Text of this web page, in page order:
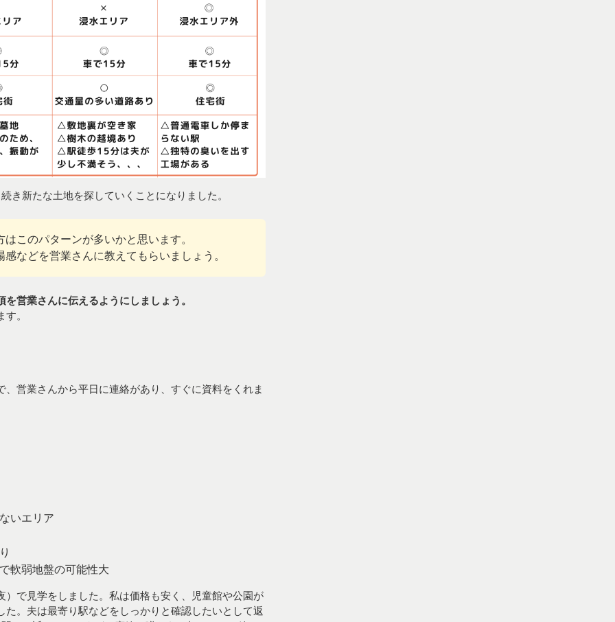
き新たな土地を探していくことになりました。
このパターンが多いかと思います。
などを営業さんに教えてもらいましょう。
営業さんに伝えるようにしましょう。
。
営業さんから平日に連絡があり、すぐに資料をくれま
いエリア
軟弱地盤の可能性大
で見学をしました。私は価格も安く、児童館や公園が
。夫は最寄り駅などをしっかりと確認したいとして返